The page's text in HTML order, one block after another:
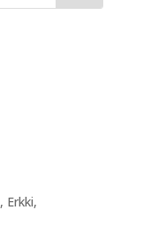
, Erkki,